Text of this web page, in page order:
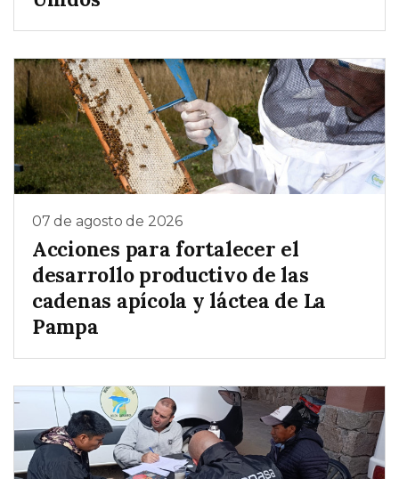
07 de agosto de 2026
Acciones para fortalecer el
desarrollo productivo de las
cadenas apícola y láctea de La
Pampa